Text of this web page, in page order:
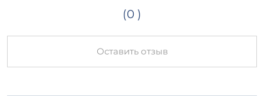
(0 )
Оставить отзыв